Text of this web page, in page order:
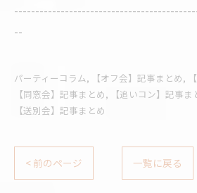
--
パーティーコラム 【オフ会】記事まとめ
【同窓会】記事まとめ
【追いコン】記事ま
【送別会】記事まとめ
< 前のページ 一覧に戻る